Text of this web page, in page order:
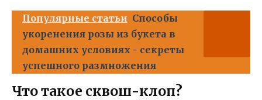
Популярные статьи Способы
укоренения розы из букета в
домашних условиях - секреты
успешного размножения
Что такое сквош-клоп?